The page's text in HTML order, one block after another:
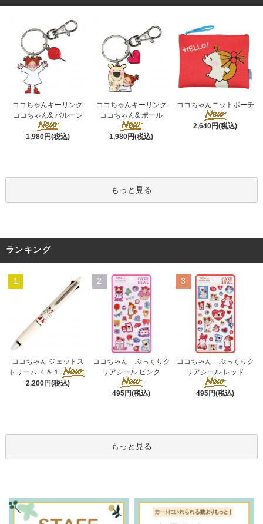
ココちゃんキーリング
ココちゃん& バルーン
1,980円(税込)
ココちゃんキーリング
ココちゃん& ポール
1,980円(税込)
ココちゃんニットポーチ
2,640円(税込)
もっと見る
ランキング
1
ココちゃん ジェットス
トリーム ４＆１
2,200円(税込)
2
ココちゃん ぷっくりク
リアシール ピンク
495円(税込)
3
ココちゃん ぷっくりク
リアシール レッド
495円(税込)
もっと見る